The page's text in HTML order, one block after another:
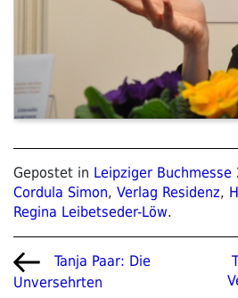
Gepostet in Leipziger Buchmesse
Cordula Simon, Verlag Residenz,
Regina Leibetseder-Löw.
Beitragsnavigation
Vorheriger
Beitrag
Tanja Paar: Die
Unversehrten